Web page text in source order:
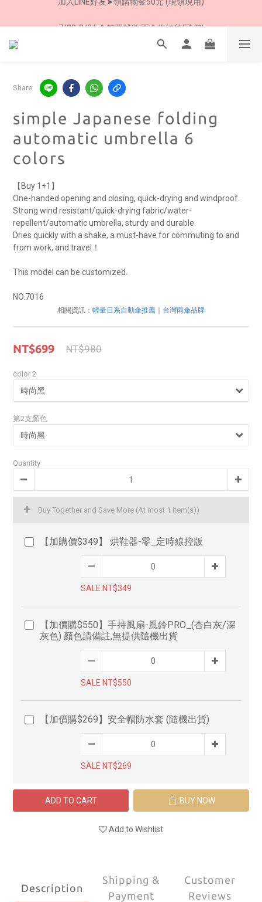
加入LINE好友➤領購物金50元 (現領現用)
Share
simple Japanese folding
automatic umbrella 6
colors
【Buy 1+1】
One-handed opening and closing, quick-drying and windproof.
Strong wind resistant/quick-drying fabric/water-
repellent/automatic umbrella, sturdy and durable.
Dries quickly with a shake, a must-have for commuting to and
from work, and travel！
This model can be customized.
NO.7016
相關資訊： 輕量日系自動傘推薦 台灣雨傘品牌
NT$699 NT$980
color 2
第2支顏色
Quantity
Buy Together and Save More (At most 1 item(s))
【加購價$349】 烘鞋器-零_定時線控版
SALE NT$349
【加價購$550】手持風扇-風鈴PRO_(杏白灰/深
灰色) 顏色請備註,無提供隨機出貨
SALE NT$550
【加價購$269】安全帽防水套 (隨機出貨)
SALE NT$269
ADD TO CART BUY NOW
Add to Wishlist
Description
Shipping &
Payment
Customer
Reviews